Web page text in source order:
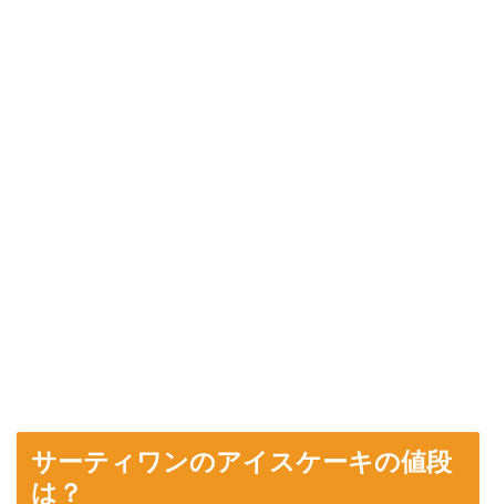
サーティワンのアイスケーキの値段
は？